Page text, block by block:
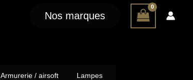
Nos marques
Armurerie / airsoft Lampes